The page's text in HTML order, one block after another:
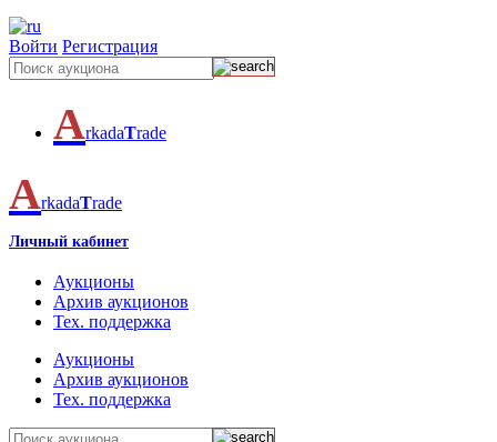
Войти Регистрация
ArkadaTrade
ArkadaTrade
Личный кабинет
Аукционы
Архив аукционов
Тех. поддержка
Аукционы
Архив аукционов
Тех. поддержка